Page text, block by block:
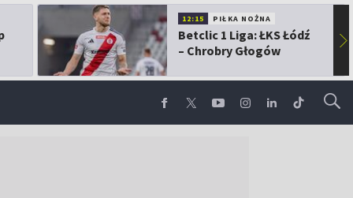
12:15 PIŁKA NOŻNA
Betclic 1 Liga: ŁKS Łódź
– Chrobry Głogów
▶